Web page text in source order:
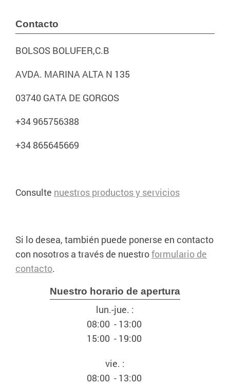
Contacto
BOLSOS BOLUFER,C.B
AVDA. MARINA ALTA N 135
03740 GATA DE GORGOS
+34 965756388
+34 865645669
Consulte nuestros productos y servicios
Si lo desea, también puede ponerse en contacto
con nosotros a través de nuestroformulario de
contacto.
Nuestro horario de apertura
lun.-jue. :
08:00 - 13:00
15:00 - 19:00
vie. :
08:00 - 13:00